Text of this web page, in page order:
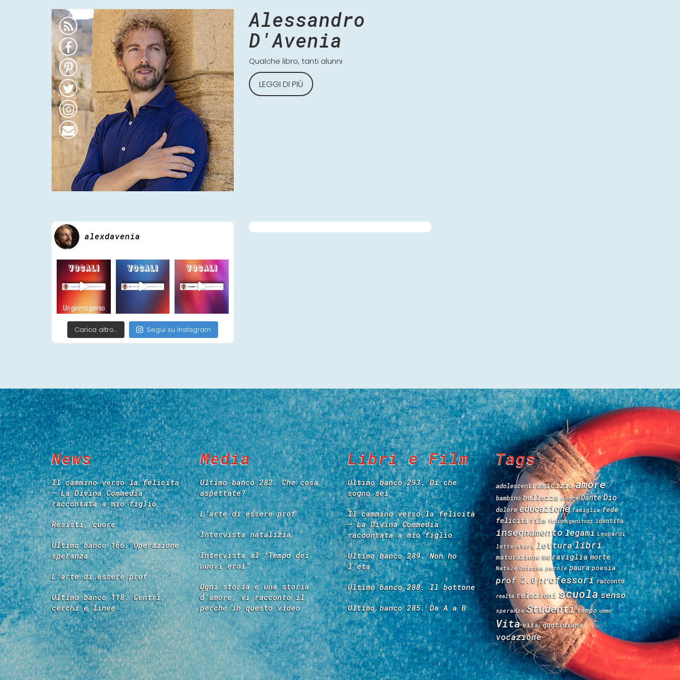
Alessandro
D'Avenia
Qualche libro, tanti alunni
LEGGI DI PIÙ
alexdavenia
Carica altro… Segui su Instagram
News
Il cammino verso la felicità
– La Divina Commedia
raccontata a mio figlio
Resisti, cuore
Ultimo banco 166. Operazione
speranza
L’arte di essere prof
Ultimo banco 118. Centri,
cerchi e linee
Media
Ultimo banco 282. Che cosa
aspettate?
L’arte di essere prof
Intervista natalizia
Intervista al “Tempo dei
nuovi eroi”
Ogni storia è una storia
d’amore, vi racconto il
perché in questo video
Libri e Film
Ultimo banco 293. Di che
sogno sei
Il cammino verso la felicità
– La Divina Commedia
raccontata a mio figlio
Ultimo banco 289. Non ho
l’età
Ultimo banco 288. Il bottone
Ultimo banco 285. Da A a B
Tags
adolescenti amicizia amore
bambino bellezza cuore Dante Dio
dolore educazione famiglia fede
felicità film futuro genitori identità
insegnamentolegami Leopardi
letteratura letturalibri
maturazione meraviglia morte
Natale Odissea parole paura poesia
prof 2.0professori racconto
realtà relazioni scuola senso
speranza Studenti tempo uomo
Vita vita quotidiana
vocazione